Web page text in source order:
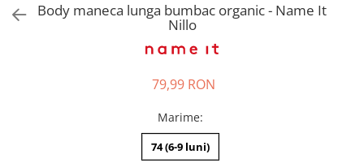
Body maneca lunga bumbac organic - Name It
Nillo
79,99 RON
Marime:
74 (6-9 luni)